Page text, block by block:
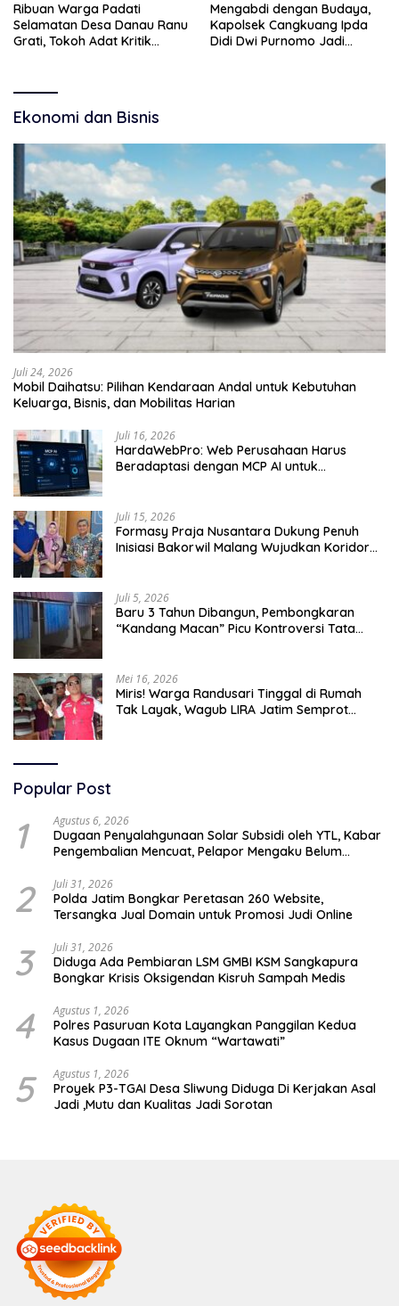
Ribuan Warga Padati
Selamatan Desa Danau Ranu
Grati, Tokoh Adat Kritik
Mengabdi dengan Budaya,
Kapolsek Cangkuang Ipda
Didi Dwi Purnomo Jadi
Ekonomi dan Bisnis
Juli 24, 2026
Mobil Daihatsu: Pilihan Kendaraan Andal untuk Kebutuhan
Keluarga, Bisnis, dan Mobilitas Harian
Juli 16, 2026
HardaWebPro: Web Perusahaan Harus
Beradaptasi dengan MCP AI untuk
Juli 15, 2026
Formasy Praja Nusantara Dukung Penuh
Inisiasi Bakorwil Malang Wujudkan Koridor
Juli 5, 2026
Baru 3 Tahun Dibangun, Pembongkaran
“Kandang Macan” Picu Kontroversi Tata
Mei 16, 2026
Miris! Warga Randusari Tinggal di Rumah
Tak Layak, Wagub LIRA Jatim Semprot
Popular Post
1 Agustus 6, 2026
Dugaan Penyalahgunaan Solar Subsidi oleh YTL, Kabar
Pengembalian Mencuat, Pelapor Mengaku Belum
2 Juli 31, 2026
Polda Jatim Bongkar Peretasan 260 Website,
Tersangka Jual Domain untuk Promosi Judi Online
3 Juli 31, 2026
Diduga Ada Pembiaran LSM GMBI KSM Sangkapura
Bongkar Krisis Oksigendan Kisruh Sampah Medis
4 Agustus 1, 2026
Polres Pasuruan Kota Layangkan Panggilan Kedua
Kasus Dugaan ITE Oknum “Wartawati”
5 Agustus 1, 2026
Proyek P3-TGAI Desa Sliwung Diduga Di Kerjakan Asal
Jadi ,Mutu dan Kualitas Jadi Sorotan